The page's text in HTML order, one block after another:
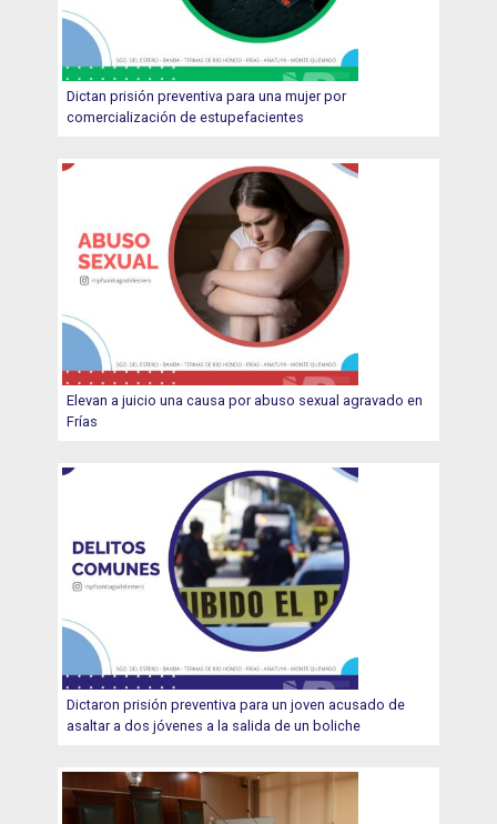
Dictan prisión preventiva para una mujer por
comercialización de estupefacientes
Elevan a juicio una causa por abuso sexual agravado en
Frías
Dictaron prisión preventiva para un joven acusado de
asaltar a dos jóvenes a la salida de un boliche